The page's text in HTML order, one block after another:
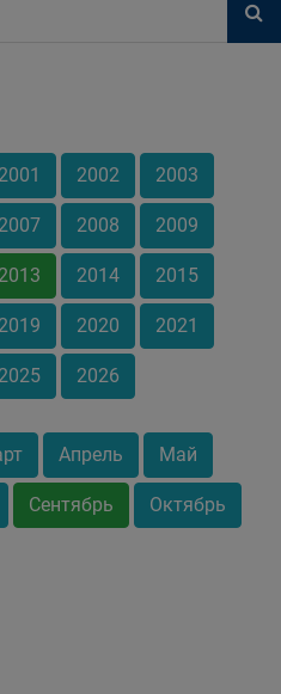
2001 2002 2003
2007 2008 2009
2013 2014 2015
2019 2020 2021
2025 2026
Апрель Май
Сентябрь Октябрь